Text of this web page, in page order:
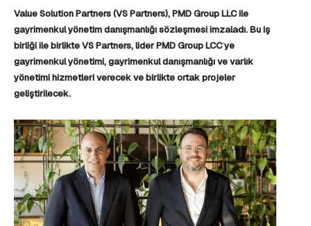
Value Solution Partners (VS Partners), PMD Group LLC ile
gayrimenkul yönetim danışmanlığı sözleşmesi imzaladı. Bu iş
birliği ile birlikte VS Partners, lider PMD Group LCC’ye
gayrimenkul yönetimi, gayrimenkul danışmanlığı ve varlık
yönetimi hizmetleri verecek ve birlikte ortak projeler
geliştirilecek.